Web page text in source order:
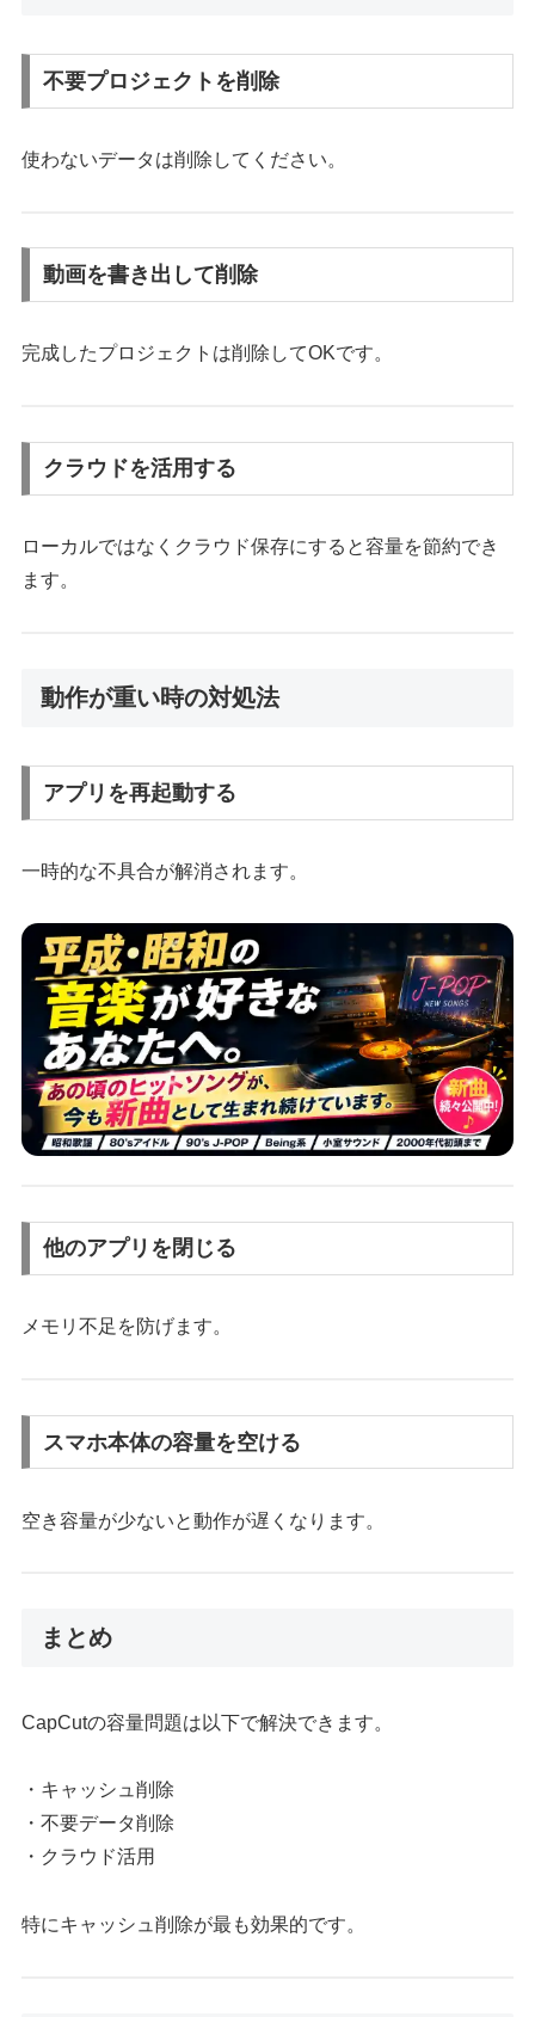
不要プロジェクトを削除
使わないデータは削除してください。
動画を書き出して削除
完成したプロジェクトは削除してOKです。
クラウドを活用する
ローカルではなくクラウド保存にすると容量を節約でき
ます。
動作が重い時の対処法
アプリを再起動する
一時的な不具合が解消されます。
他のアプリを閉じる
メモリ不足を防げます。
スマホ本体の容量を空ける
空き容量が少ないと動作が遅くなります。
まとめ
CapCutの容量問題は以下で解決できます。
・キャッシュ削除
・不要データ削除
・クラウド活用
特にキャッシュ削除が最も効果的です。